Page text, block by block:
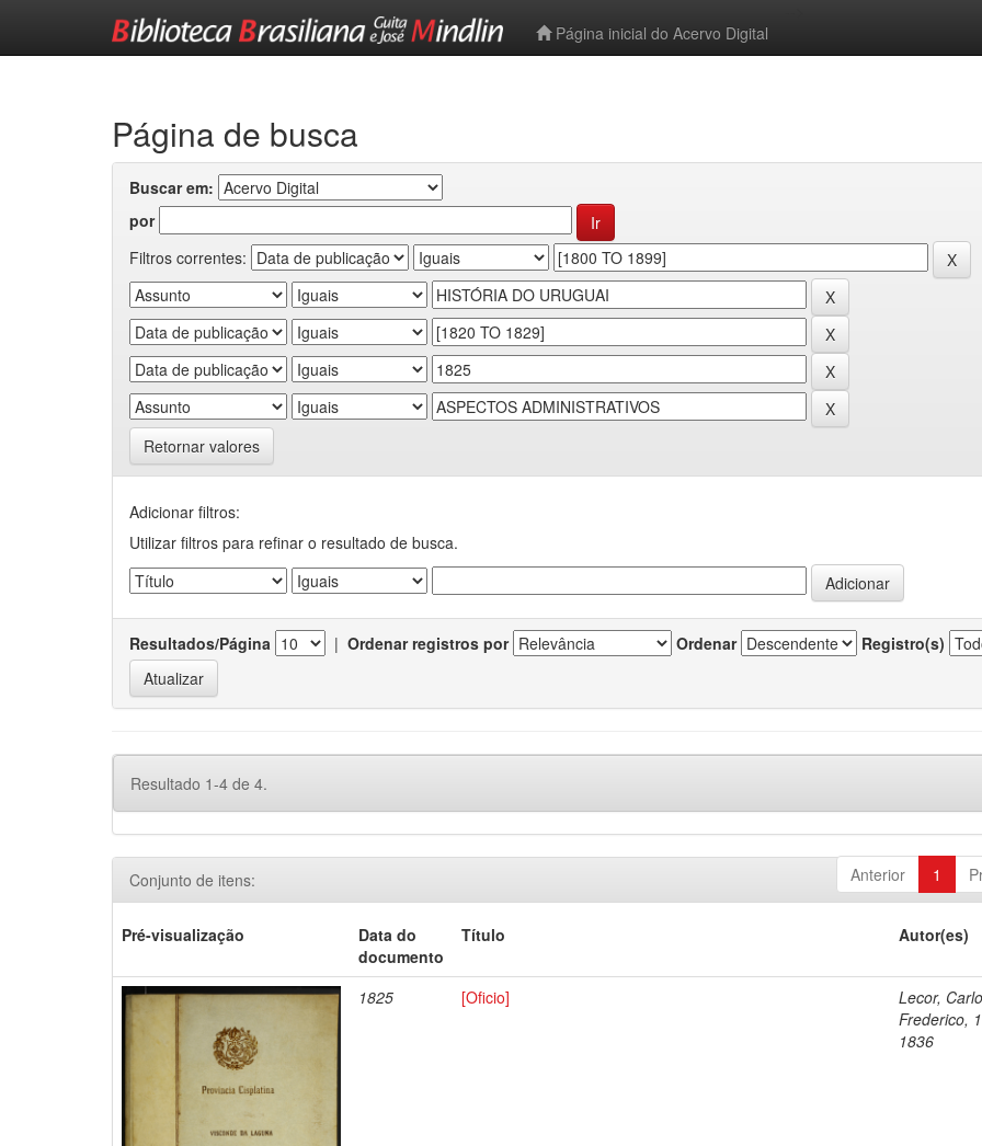
Página inicial do Acervo Digital
Página de busca
Buscar em:
por
Filtros correntes:
Retornar valores
Adicionar filtros:
Utilizar filtros para refinar o resultado de busca.
Resultados/Página | Ordenar registros por Ordenar Registro(s)
Resultado 1-4 de 4.
Anterior 1
Conjunto de itens:
Pré-visualização
Data do
documento
Título Autor(es)
1825 [Oficio]
Lecor,
Frederico,
1836